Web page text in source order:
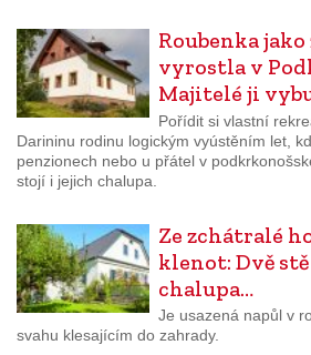
Roubenka
vyrostla v
Majitelé ji
Pořídit si vlastní
Darininu rodinu logickým vyústěním let,
penzionech nebo u přátel v
stojí i jejich chalupa.
Ze zchátralé
klenot: Dvě
chalupa…
Je usazená napůl v
svahu klesajícím do zahrady.